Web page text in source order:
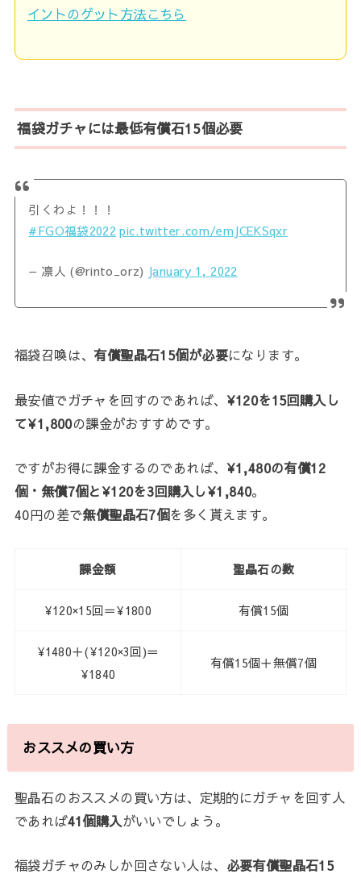
イントのゲット方法こちら
福袋ガチャには最低有償石15個必要
引くわよ！！！
#FGO福袋2022 pic.twitter.com/emJCEKSqxr
— 凛人 (@rinto_orz) January 1, 2022
福袋召喚は、 有償聖晶石15個が必要になります。
最安値でガチャを回すのであれば、 ¥120を15回購入し
て¥1,800の課金がおすすめです。
ですがお得に課金するのであれば、 ¥1,480の有償12
個・無償7個と¥120を3回購入し¥1,840。
40円の差で無償聖晶石7個を多く貰えます。
課金額 聖晶石の数
¥120×15回＝¥1800 有償15個
¥1480＋(¥120×3回)＝
¥1840
有償15個＋無償7個
おススメの買い方
聖晶石のおススメの買い方は、定期的にガチャを回す人
であれば41個購入がいいでしょう。
福袋ガチャのみしか回さない人は、 必要有償聖晶石15